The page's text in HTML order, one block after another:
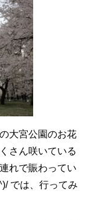
大宮公園のお花
さん咲いている
れで賑わってい
では、行ってみ